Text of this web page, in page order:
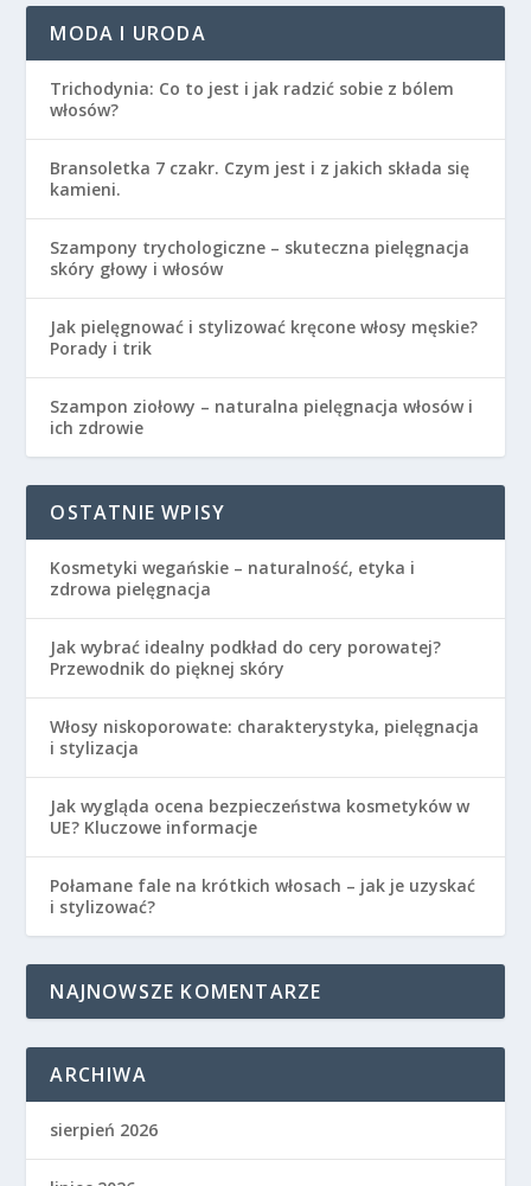
MODA I URODA
Trichodynia: Co to jest i jak radzić sobie z bólem
włosów?
Bransoletka 7 czakr. Czym jest i z jakich składa się
kamieni.
Szampony trychologiczne – skuteczna pielęgnacja
skóry głowy i włosów
Jak pielęgnować i stylizować kręcone włosy męskie?
Porady i trik
Szampon ziołowy – naturalna pielęgnacja włosów i
ich zdrowie
OSTATNIE WPISY
Kosmetyki wegańskie – naturalność, etyka i
zdrowa pielęgnacja
Jak wybrać idealny podkład do cery porowatej?
Przewodnik do pięknej skóry
Włosy niskoporowate: charakterystyka, pielęgnacja
i stylizacja
Jak wygląda ocena bezpieczeństwa kosmetyków w
UE? Kluczowe informacje
Połamane fale na krótkich włosach – jak je uzyskać
i stylizować?
NAJNOWSZE KOMENTARZE
ARCHIWA
sierpień 2026